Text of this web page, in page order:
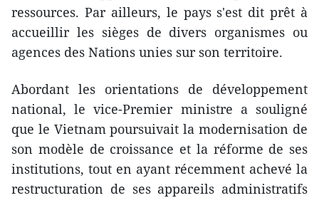
ressources. Par ailleurs, le pays s'est dit prêt à
accueillir les sièges de divers organismes ou
agences des Nations unies sur son territoire.
Abordant les orientations de développement
national, le vice-Premier ministre a souligné
que le Vietnam poursuivait la modernisation de
son modèle de croissance et la réforme de ses
institutions, tout en ayant récemment achevé la
restructuration de ses appareils administratifs